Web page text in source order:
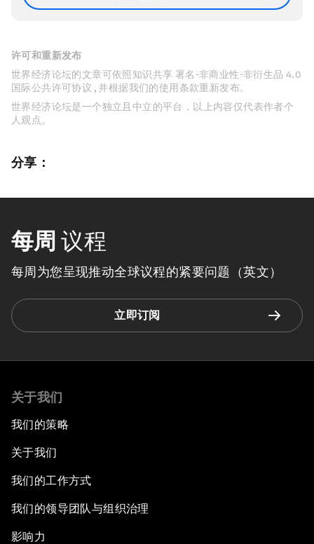
许可和重新发布
世界经济论坛的文章可依照知识共享 署名-非商业性-非衍生品 4.0
国际公共许可协议 , 并根据我们的使用条款重新发布。
世界经济论坛是一个独立且中立的平台，以上内容仅代表作者个
人观点。
分享：
每周 议程
每周为您呈现推动全球议程的紧要问题（英文）
立即订阅
关于我们
我们的策略
关于我们
我们的工作方式
我们的领导团队与组织治理
影响力